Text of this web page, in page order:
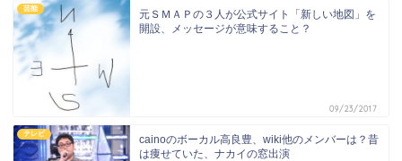
芸能
元ＳＭＡＰの３人が公式サイト「新しい地図」を
開設、メッセージが意味すること？
09/23/2017
テレビ
cainoのボーカル高良豊、wiki他のメンバーは？昔
は痩せていた、ナカイの窓出演